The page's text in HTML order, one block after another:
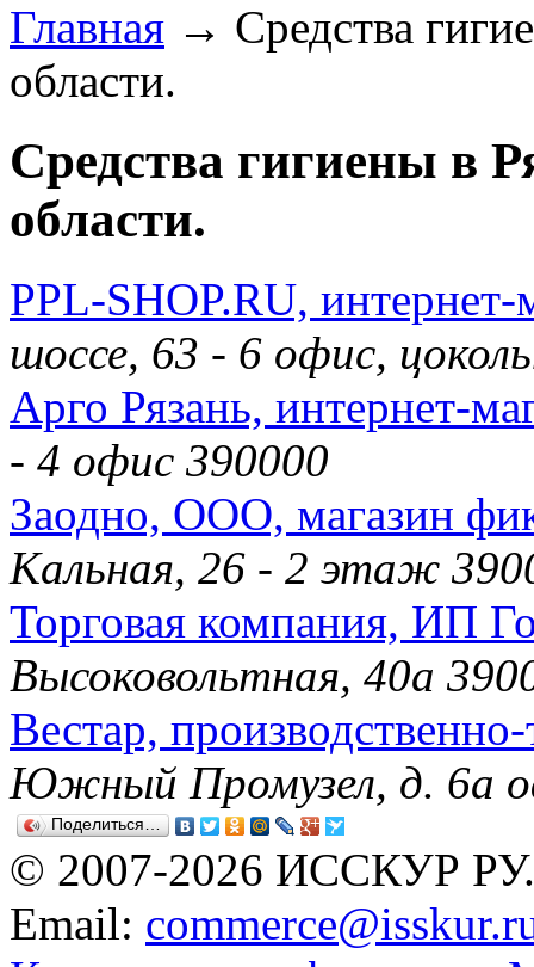
Главная → Средства
области.
Средства гигиены в
области.
PPL-SHOP.RU, интернет-
шоссе, 63 - 6 офис,
Арго Рязань, интернет-
- 4 офис 390000
Заодно, ООО, магазин
Кальная, 26 - 2 этаж
Торговая компания, ИП
Высоковольтная, 40а
Вестар,
Южный Промузел, д. 6а
Поделиться…
© 2007-2026 ИССКУР РУ.
Email: